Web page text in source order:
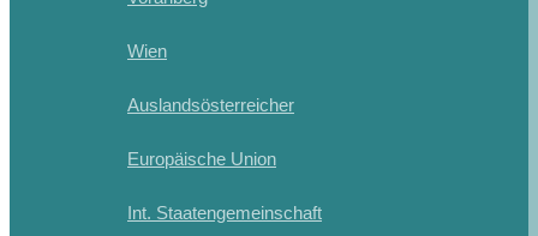
Wien
Auslandsösterreicher
Europäische Union
Int. Staatengemeinschaft